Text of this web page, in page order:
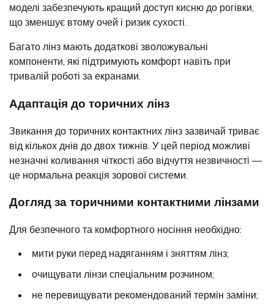
моделі забезпечують кращий доступ кисню до рогівки,
що зменшує втому очей і ризик сухості.
Багато лінз мають додаткові зволожувальні
компоненти, які підтримують комфорт навіть при
тривалій роботі за екранами.
Адаптація до торичних лінз
Звикання до торичних контактних лінз зазвичай триває
від кількох днів до двох тижнів. У цей період можливі
незначні коливання чіткості або відчуття незвичності —
це нормальна реакція зорової системи.
Догляд за торичними контактними лінзами
Для безпечного та комфортного носіння необхідно:
мити руки перед надяганням і зняттям лінз;
очищувати лінзи спеціальним розчином;
не перевищувати рекомендований термін заміни;